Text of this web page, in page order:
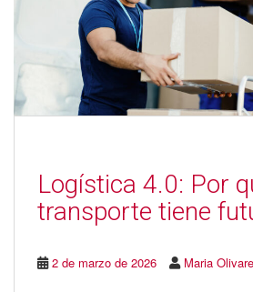
Logística 4.0: Por
transporte tiene
2 de marzo de 2026 Maria